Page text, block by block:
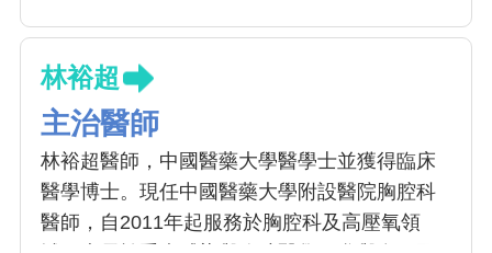
林裕超
主治醫師
林裕超醫師，中國醫藥大學醫學士並獲得臨床
醫學博士。現任中國醫藥大學附設醫院胸腔科
醫師，自2011年起服務於胸腔科及高壓氧領